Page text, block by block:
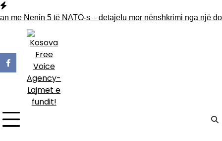
Skip
to
content
Nenin 5 të NATO-s – detajeIu mor nënshkrimi nga një